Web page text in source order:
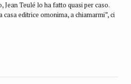
Jean Teulé lo ha fatto quasi per caso.
editrice omonima, a chiamarmi”, ci